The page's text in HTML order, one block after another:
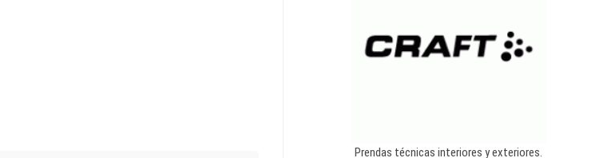
Prendas técnicas interiores y exteriores.